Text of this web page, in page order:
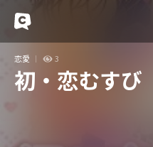
恋愛 3
初・恋むすび